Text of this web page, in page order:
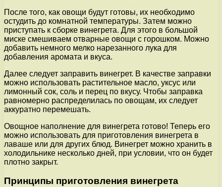
После того, как овощи будут готовы, их необходимо
остудить до комнатной температуры. Затем можно
приступать к сборке винегрета. Для этого в большой
миске смешиваем отварные овощи с горошком. Можно
добавить немного мелко нарезанного лука для
добавления аромата и вкуса.
Далее следует заправить винегрет. В качестве заправки
можно использовать растительное масло, уксус или
лимонный сок, соль и перец по вкусу. Чтобы заправка
равномерно распределилась по овощам, их следует
аккуратно перемешать.
Овощное наполнение для винегрета готово! Теперь его
можно использовать для приготовления винегрета в
лаваше или для других блюд. Винегрет можно хранить в
холодильнике несколько дней, при условии, что он будет
плотно закрыт.
Принципы приготовления винегрета